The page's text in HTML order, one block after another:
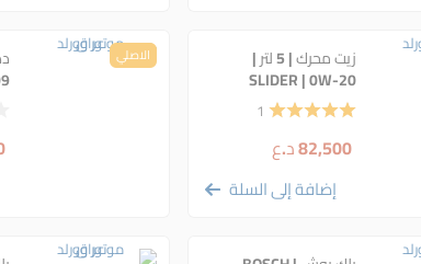
زيت محرك | 5 لتر |
SLIDER | 0W-20
HYBRID | أصلي 1
82,500د.ع
إضافة إلى السلة
الاصلي